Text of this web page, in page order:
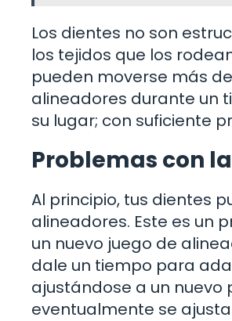
Los dientes no son
los tejidos que los
pueden moverse más
alineadores durante un
su lugar; con suficiente
Problemas con
Al principio, tus dientes
alineadores. Este es un
un nuevo juego de
dale un tiempo para
ajustándose a un nuevo
eventualmente se